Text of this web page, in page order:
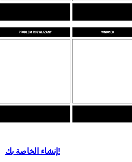
إنشاء الخاصة بك!